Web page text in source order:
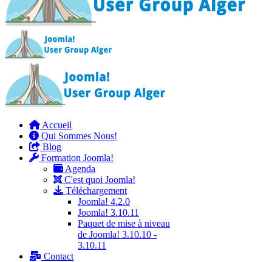
Accueil
Qui Sommes Nous!
Blog
Formation Joomla!
Agenda
C'est quoi Joomla!
Téléchargement
Joomla! 4.2.0
Joomla! 3.10.11
Paquet de mise à niveau
de Joomla! 3.10.10 -
3.10.11
Contact